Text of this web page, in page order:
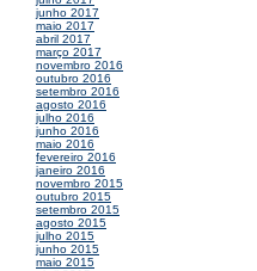
junho 2017
maio 2017
abril 2017
março 2017
novembro 2016
outubro 2016
setembro 2016
agosto 2016
julho 2016
junho 2016
maio 2016
fevereiro 2016
janeiro 2016
novembro 2015
outubro 2015
setembro 2015
agosto 2015
julho 2015
junho 2015
maio 2015